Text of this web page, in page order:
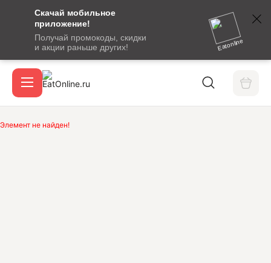
Скачай мобильное
приложение!
Получай промокоды, скидки
и акции раньше других!
Eatonline
сообщение
кодом
подтверждения
Акции
Элемент не найден!